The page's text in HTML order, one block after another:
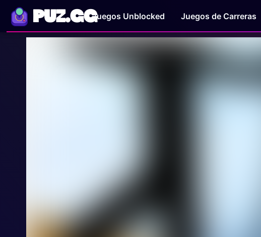
PUZ.GGJuegos Unblocked Juegos de Carreras